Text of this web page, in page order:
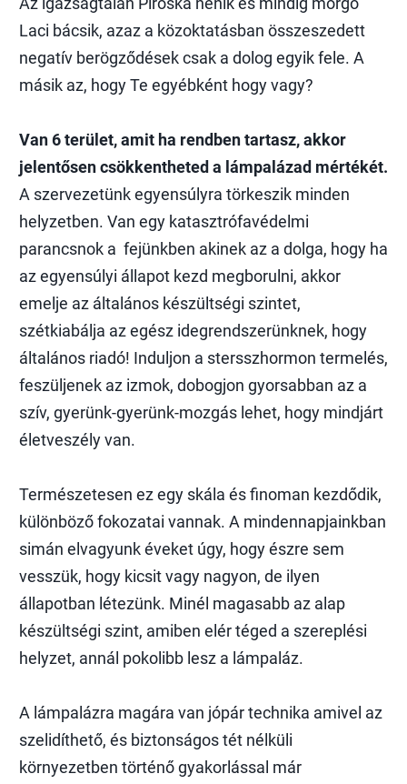
Laci bácsik, azaz a közoktatásban összeszedett
negatív berögződések csak a dolog egyik fele. A
másik az, hogy Te egyébként hogy vagy?
Van 6 terület, amit ha rendben tartasz, akkor
jelentősen csökkentheted a lámpalázad mértékét.
A szervezetünk egyensúlyra törkeszik minden
helyzetben. Van egy katasztrófavédelmi
parancsnok a fejünkben akinek az a dolga, hogy ha
az egyensúlyi állapot kezd megborulni, akkor
emelje az általános készültségi szintet,
szétkiabálja az egész idegrendszerünknek, hogy
általános riadó! Induljon a stersszhormon termelés,
feszüljenek az izmok, dobogjon gyorsabban az a
szív, gyerünk-gyerünk-mozgás lehet, hogy mindjárt
életveszély van.
Természetesen ez egy skála és finoman kezdődik,
különböző fokozatai vannak. A mindennapjainkban
simán elvagyunk éveket úgy, hogy észre sem
vesszük, hogy kicsit vagy nagyon, de ilyen
állapotban létezünk. Minél magasabb az alap
készültségi szint, amiben elér téged a szereplési
helyzet, annál pokolibb lesz a lámpaláz.
A lámpalázra magára van jópár technika amivel az
szelidíthető, és biztonságos tét nélküli
környezetben történő gyakorlással már